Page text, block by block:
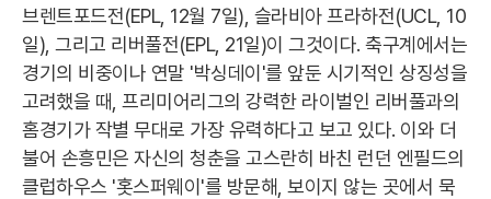
브렌트포드전(EPL, 12월 7일), 슬라비아 프라하전(UCL, 10
일), 그리고 리버풀전(EPL, 21일)이 그것이다. 축구계에서는
경기의 비중이나 연말 '박싱데이'를 앞둔 시기적인 상징성을
고려했을 때, 프리미어리그의 강력한 라이벌인 리버풀과의
홈경기가 작별 무대로 가장 유력하다고 보고 있다. 이와 더
불어 손흥민은 자신의 청춘을 고스란히 바친 런던 엔필드의
클럽하우스 '홋스퍼웨이'를 방문해, 보이지 않는 곳에서 묵